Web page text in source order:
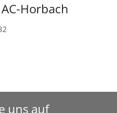
Horbach
uns auf